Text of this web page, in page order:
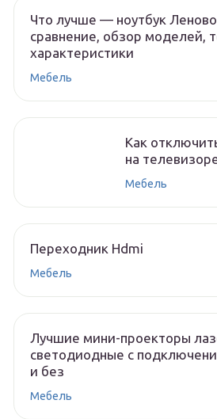
Что лучше — ноутбук
сравнение, обзор моделей,
характеристики
Мебель
Как
на
Мебель
Переходник Hdmi
Мебель
Лучшие мини-проекторы
светодиодные с
и без
Мебель